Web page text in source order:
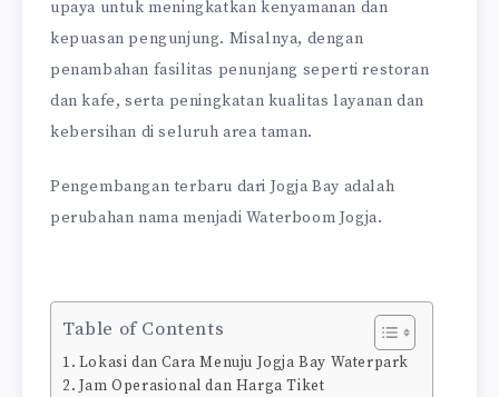
upaya untuk meningkatkan kenyamanan dan
kepuasan pengunjung. Misalnya, dengan
penambahan fasilitas penunjang seperti restoran
dan kafe, serta peningkatan kualitas layanan dan
kebersihan di seluruh area taman.
Pengembangan terbaru dari Jogja Bay adalah
perubahan nama menjadi Waterboom Jogja.
Table of Contents
Lokasi dan Cara Menuju Jogja Bay Waterpark
Jam Operasional dan Harga Tiket